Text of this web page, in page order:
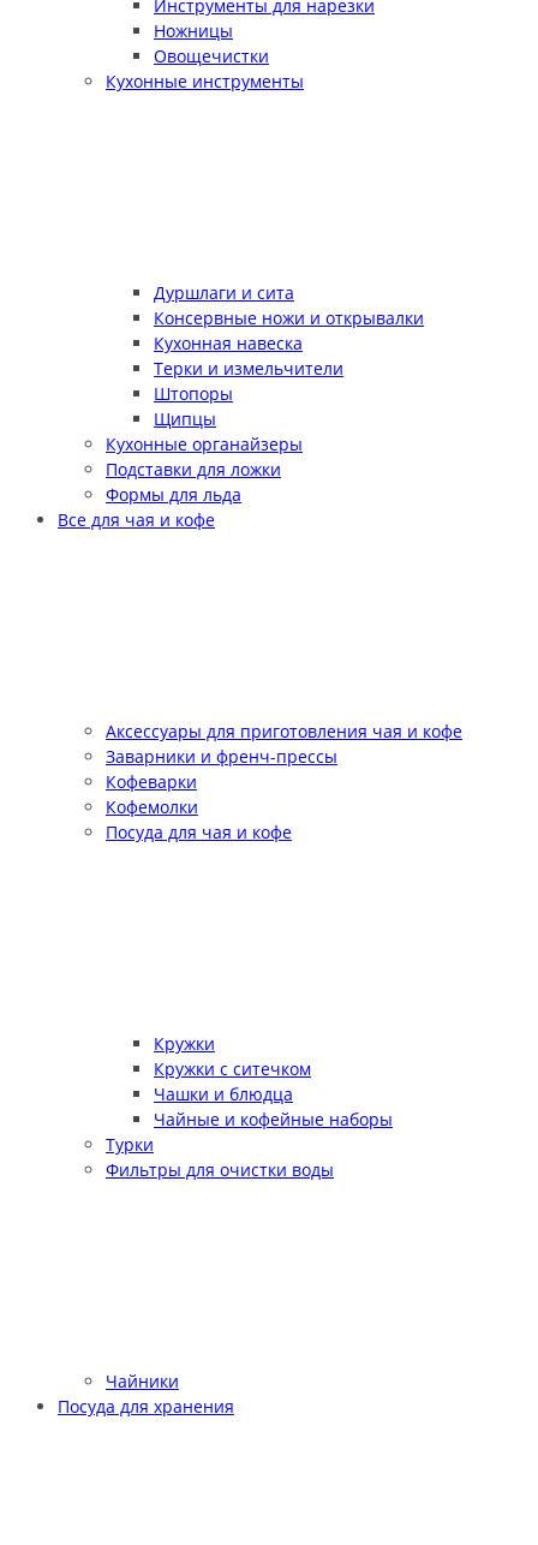
Инструменты для нарезки
Ножницы
Овощечистки
Кухонные инструменты
Дуршлаги и сита
Консервные ножи и открывалки
Кухонная навеска
Терки и измельчители
Штопоры
Щипцы
Кухонные органайзеры
Подставки для ложки
Формы для льда
Все для чая и кофе
Аксессуары для приготовления чая и кофе
Заварники и френч-прессы
Кофеварки
Кофемолки
Посуда для чая и кофе
Кружки
Кружки с ситечком
Чашки и блюдца
Чайные и кофейные наборы
Турки
Фильтры для очистки воды
Чайники
Посуда для хранения